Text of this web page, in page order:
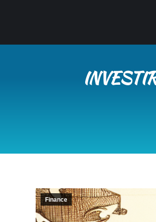
Finance